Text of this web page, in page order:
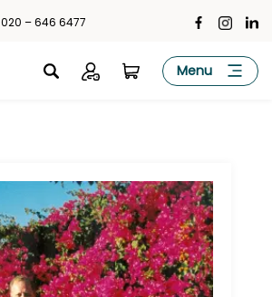
020 – 646 6477
Menu